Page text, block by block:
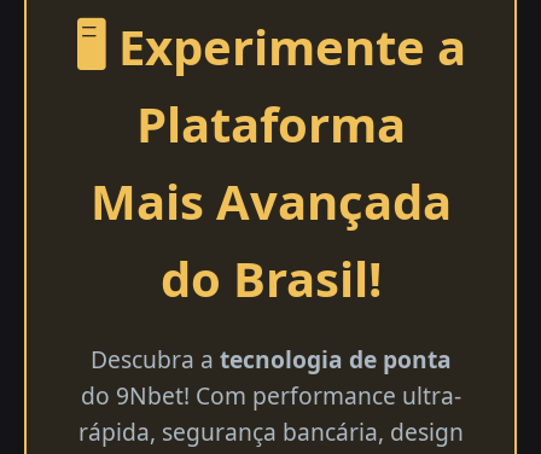
🖥️ Experimente a
Plataforma
Mais Avançada
do Brasil!
Descubra a tecnologia de ponta
do 9Nbet! Com performance ultra-
rápida, segurança bancária, design